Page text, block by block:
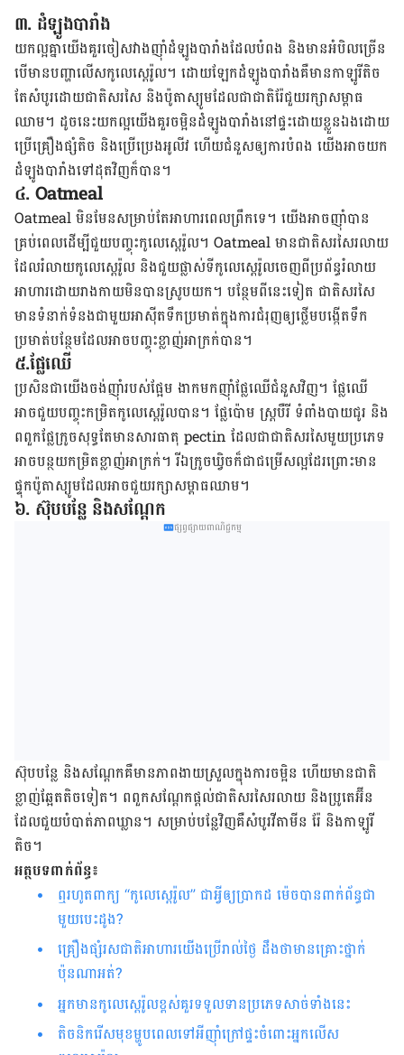
៣.ដំឡូងបារាំង
យក​ល្អ​គ្នា​យើង​គួរ​ចៀសវាង​ញ៉ាំ​ដំឡូងបារាំង​ដែល​បំពង និង​មាន​អំបិលច្រើន​
បើ​មានបញ្ហាលើស​កូលេស្តេរ៉ូល។ ដោយឡែកដំឡូងបារាំង​គឺ​មាន​កាឡូរី​តិច
តែ​សំបូរ​ដោយ​ជាតិសរសៃ និង​ប៉ូតាស្យូមដែល​ជា​ជាតិ​រ៉ែ​ជួយ​រក្សា​សម្ពាធ​
ឈាម។ ដូចនេះ​យក​ល្អ​យើង​គួរ​ចម្អិន​ដំឡូងបារាំង​នៅផ្ទះ​ដោយ​ខ្លួន​ឯង​ដោយ​
ប្រើ​គ្រឿងផ្សំ​តិច និង​ប្រើ​ប្រេង​អូលីវ ហើយ​ជំនួស​ឲ្យ​ការ​បំពង​ យើង​អាច​យក​
ដំឡូងបារាំង​ទៅដុត​វិញក៏បាន​។
៤. Oatmeal
Oatmealមិន​មែន​សម្រាប់​តែ​អាហារ​ពេលព្រឹក​ទេ។ យើង​អាច​ញ៉ាំ​បាន​
គ្រប់ពេល​ដើម្បី​ជួយ​បញ្ចុះ​កូលេស្តេរ៉ូល។ Oatmeal​ មានជាតិសរសៃរលាយ
ដែលរំលាយកូលេស្តេរ៉ូល និង​ជួយ​ផ្លាស់ទី​កូលេស្តេរ៉ូល​ចេញ​ពី​ប្រព័ន្ធ​រំលាយ​
អាហារ​ដោយ​​រាងកាយមិនបានស្រូបយក។ បន្ថែម​ពី​នេះ​ទៀត ជាតិ​សរសៃ​
មាន​ទំនាក់​ទំនង​ជាមួយ​អាស៊ីត​ទឹក​ប្រមាត់​ក្នុង​ការ​ជំរុញ​ឲ្យ​ថ្លើម​បង្កើត​ទឹក
ប្រមាត់​បន្ថែម​ដែល​អាច​បញ្ចុះ​ខ្លាញ់​អាក្រក់បាន។
៥.ផ្លែឈើ
ប្រសិន​ជា​យើង​ចង់​ញ៉ាំ​របស់​ផ្អែម ងាក​មក​ញ៉ាំ​ផ្លែ​ឈើ​ជំនួស​វិញ។ ផ្លែឈើ​
អាច​ជួយ​បញ្ចុះ​កម្រិត​កូលេស្តេរ៉ូល​បាន។ ផ្លែ​ប៉ោម ស្ត្របឺរី ទំពាំងបាយជូរ និង​
ពពួក​ផ្លែ​ក្រូច​សុទ្ធ​តែ​មាន​សារធាតុ​ pectin ដែល​ជា​ជាតិ​សរសៃ​មួយ​ប្រភេទ​
អាច​បន្ថយ​កម្រិត​ខ្លាញ់​អាក្រក់។ រីឯ​ក្រូចឃ្វិច​​ក៏​ជា​ជម្រើស​ល្អ​ដែរព្រោះ​មាន​
ផ្ទុក​ប៉ូតាស្យូម​ដែល​អាច​ជួយ​រក្សា​សម្ពាធឈាម។
៦.ស៊ុប​បន្លែ និងសណ្ដែក
ផ្សព្វផ្សាយពាណិជ្ជកម្ម
ស៊ុប​បន្លែ និងសណ្ដែក​គឺ​មាន​ភាព​ងាយស្រួល​ក្នុង​ការ​ចម្អិន​ ហើយ​មាន​ជាតិ​
ខ្លាញ់​ឆ្អែត​តិច​ទៀត។ ពពួក​សណ្ដែក​ផ្ដល់​ជាតិ​សរសៃ​រលាយ និង​ប្រូតេអ៊ីន​
ដែល​ជួយ​បំបាត់​ភាព​ឃ្លាន។ សម្រាប់​បន្លែ​វិញ​គឺ​សំបូរ​វីតាមីន រ៉ែ និង​កាឡូរី​
តិច។
អត្ថបទពាក់ព័ន្ធ៖
ឮ​រហូត​ពាក្យ “កូលេស្តេរ៉ូល” ​ជា​អ្វី​ឲ្យ​ប្រាកដ ម៉េចបាន​ពាក់ព័ន្ធ​ជា
មួយបេះដូង?
គ្រឿងផ្សំរសជាតិ​អាហារ​យើង​ប្រើ​រាល់​ថ្ងៃ ដឹង​ថាមាន​គ្រោះ​ថ្នាក់​
ប៉ុនណា​អត់?
អ្នក​មាន​កូលេស្តេរ៉ូលខ្ពស់គួរទទួលទានប្រភេទ​សាច់​ទាំងនេះ
តិចនិក​រើស​មុខម្ហូបពេលទៅអី​ញ៉ាំក្រៅផ្ទះ​ចំពោះអ្នក​លើស